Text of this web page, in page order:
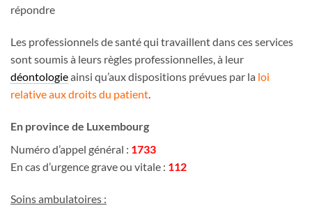
répondre
Les professionnels de santé qui travaillent dans ces services
sont soumis à leurs règles professionnelles, à leur
déontologieainsi qu’aux dispositions prévues par la loi
relative aux droits du patient.
En province de Luxembourg
Numéro d’appel général : 1733
En cas d’urgence grave ou vitale : 112
Soins ambulatoires :